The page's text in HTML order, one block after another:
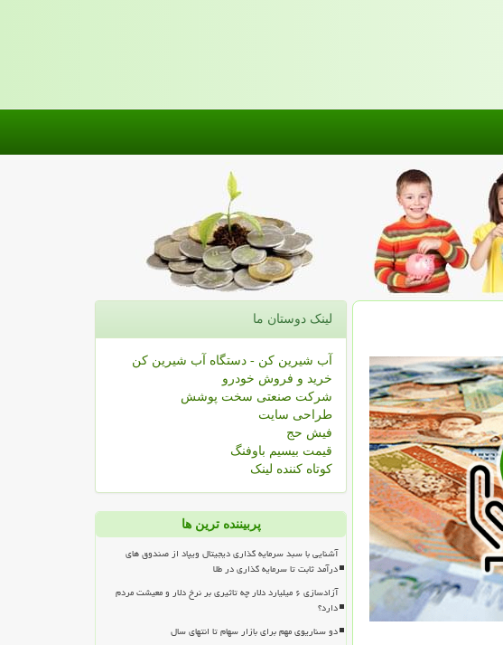
لینک دوستان ما
آب شیرین کن - دستگاه آب شیرین کن
خرید و فروش خودرو
شرکت صنعتی سخت پوشش
طراحی سایت
فیش حج
قیمت بیسیم باوفنگ
کوتاه کننده لینک
پربیننده ترین ها
آشنایی با سبد سرمایه گذاری دیجیتال ویپاد از صندوق های
درآمد ثابت تا سرمایه گذاری در طلا
آزادسازی ۶ میلیارد دلار چه تاثیری بر نرخ دلار و معیشت مردم
دارد؟
دو سناریوی مهم برای بازار سهام تا انتهای سال